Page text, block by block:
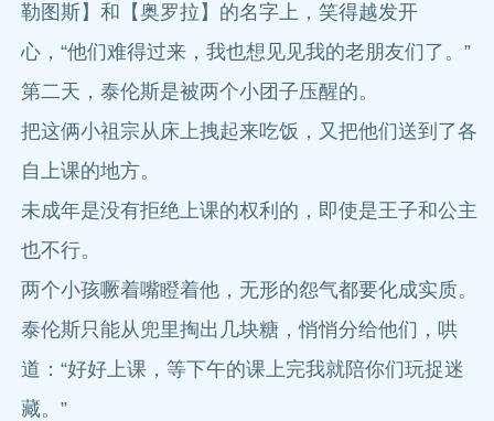
勒图斯】和【奥罗拉】的名字上，笑得越发开
心，“他们难得过来，我也想见见我的老朋友们了。”
第二天，泰伦斯是被两个小团子压醒的。
把这俩小祖宗从床上拽起来吃饭，又把他们送到了各
自上课的地方。
未成年是没有拒绝上课的权利的，即使是王子和公主
也不行。
两个小孩噘着嘴瞪着他，无形的怨气都要化成实质。
泰伦斯只能从兜里掏出几块糖，悄悄分给他们，哄
道：“好好上课，等下午的课上完我就陪你们玩捉迷
藏。”